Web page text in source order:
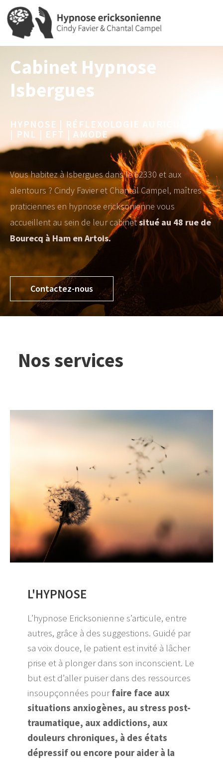
Cabinet Hypnose
Isbergues
HYPNOSE | RÉFLEXOLOGIE AURICULAIRE
| PNL | EFT | AMODE
Vous habitez à Isbergues dans le 62330 et aux
alentours ? Cindy Favier et Chantal Campel, maîtres
praticiennes en hypnose ericksonienne vous
accueillent au sein de leur cabinetsitué au 48 rue de
Bourecq à Ham en Artois.
Contactez-nous
Nos services
L'HYPNOSE
L’hypnose Ericksonienne s’articule, entre
autres, grâce à des suggestions. Guidé par
sa voix douce, le patient est invité à lâcher
prise et à plonger dans son inconscient. Le
but est d’aller puiser dans des ressources
insoupçonnées pourfaire face aux
situations anxiogènes, au stress post-
traumatique, aux addictions, aux
douleurs chroniques, à des états
dépressif ou encore pour aider à la